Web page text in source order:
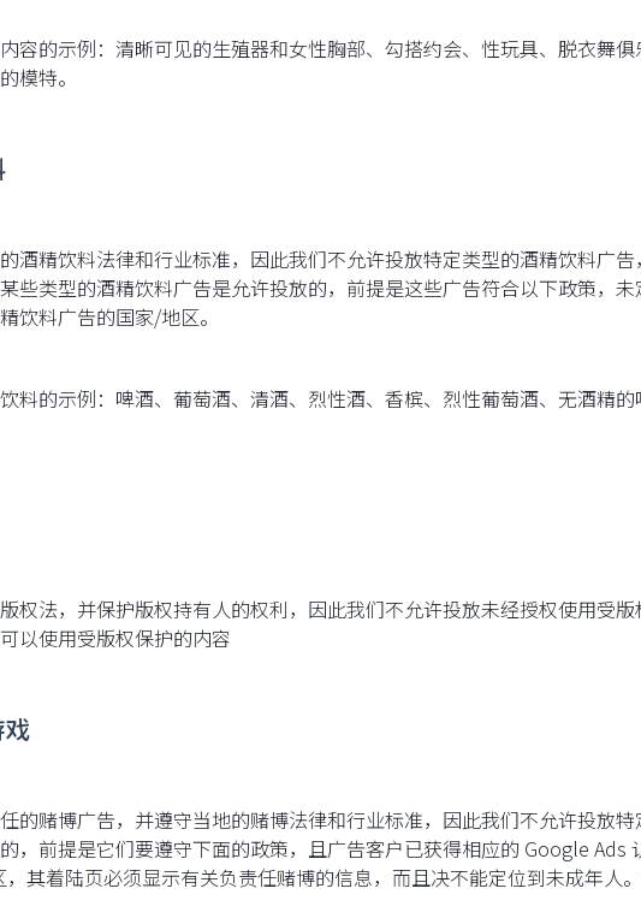
容的示例：清晰可见的生殖器和女性胸部、勾搭约会、性玩具、脱衣舞
模特。
酒精饮料法律和行业标准，因此我们不允许投放特定类型的酒精饮料广
些类型的酒精饮料广告是允许投放的，前提是这些广告符合以下政策，
饮料广告的国家/地区。
料的示例：啤酒、葡萄酒、清酒、烈性酒、香槟、烈性葡萄酒、无酒精
权法，并保护版权持有人的权利，因此我们不允许投放未经授权使用受
以使用受版权保护的内容
的赌博广告，并遵守当地的赌博法律和行业标准，因此我们不允许投放
，前提是它们要遵守下面的政策，且广告客户已获得相应的 Google Ads
其着陆页必须显示有关负责任赌博的信息，而且决不能定位到未成年人